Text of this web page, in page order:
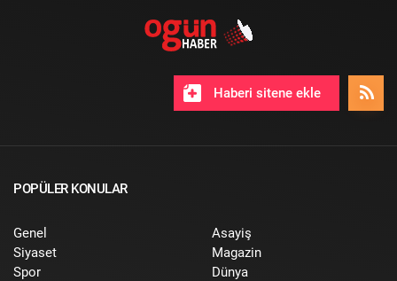
Haberi sitene ekle
POPÜLER KONULAR
Genel
Siyaset
Spor
Asayiş
Magazin
Dünya